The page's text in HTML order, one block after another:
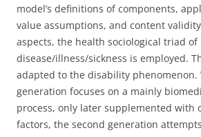
model’s definitions of components,
value assumptions, and content
aspects, the health sociological triad of
disease/illness/sickness is employed.
adapted to the disability
generation focuses on a mainly
process, only later supplemented with
factors, the second generation